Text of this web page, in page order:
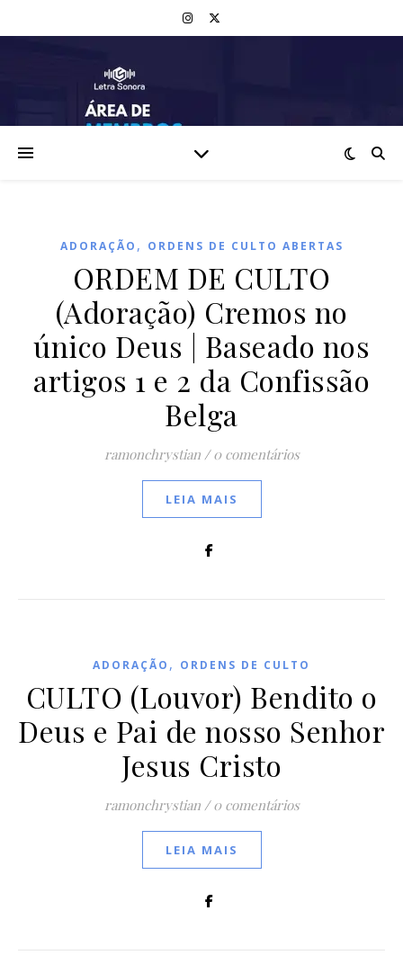
ADORAÇÃO , ORDENS DE CULTO ABERTAS
ORDEM DE CULTO
(Adoração) Cremos no
único Deus | Baseado nos
artigos 1 e 2 da Confissão
Belga
ramonchrystian / 0 comentários
LEIA MAIS
ADORAÇÃO , ORDENS DE CULTO
CULTO (Louvor) Bendito o
Deus e Pai de nosso Senhor
Jesus Cristo
ramonchrystian / 0 comentários
LEIA MAIS